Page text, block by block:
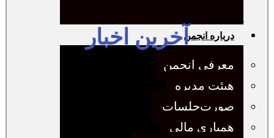
درباره انجمن
معرفی انجمن
هیئت مدیره
صورت‌جلسات
همیاری مالی
آخرین اخبار